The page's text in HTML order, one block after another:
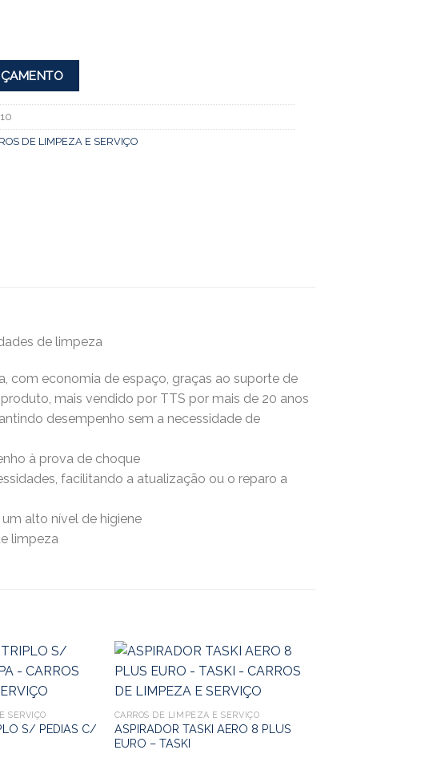
DE LIMPEZA E SERVIÇO
de limpeza
com economia de espaço, graças ao suporte de
mais vendido por TTS por mais de 20 anos
desempenho sem a necessidade de
à prova de choque
facilitando a atualização ou o reparo a
alto nível de higiene
limpeza
SERVIÇO
S/ PEDIAS C/
CARROS DE LIMPEZA E SERVIÇO
ASPIRADOR TASKI AERO 8 PLUS
EURO – TASKI